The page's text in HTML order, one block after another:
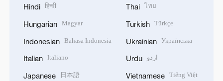
Hindi हिन्दी
Hungarian Magyar
Indonesian Bahasa Indonesia
Italian Italiano
Japanese 日本語
Thai ไทย
Turkish Türkçe
Ukrainian Українська
Urdu اردو
Vietnamese Tiếng Việt